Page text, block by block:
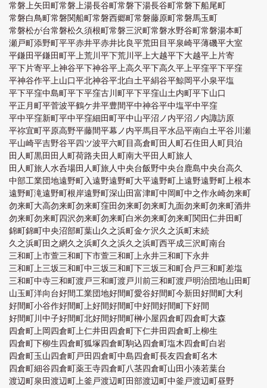
常磐上矢田町常磐上湯長谷町常磐下湯長谷町常磐下船尾町
常磐白鳥町常磐関船町常磐西郷町常磐藤原町常磐馬玉町
常磐松が台常磐松久須根町常磐三沢町常磐水野谷町常磐湯本町
瀬戸町添野町平平赤井平赤井比良平荒田目平泉崎平薄磯平大室
平鎌田平鎌田町平上荒川 平下荒川 平上大越平下大越平上片寄
平下片寄平上神谷平下神谷平上高久平下高久平上平窪平下平窪
平神谷作平上山口平北神谷平北白土平絹谷平鯨岡平小泉平塩
平下平窪中島町平下平窪古川町平下平窪山土内町平下山口
平正月町平菅波平鶴ケ井平豊間平中神谷平中塩平中平窪
平中平窪新町平中平窪細田町平中山平沼ノ内平沼ノ内諏訪原
平祢宜町平原高野平藤間平幕ノ内平馬目平水品平南白土平谷川瀬
平山崎平吉野谷平四ツ波平六町目高倉町田人町石住田人町貝泊
田人町黒田 田人町荷路夫田人町南大平田人町旅人
田人町旅人水呑場田人町旅人中央台飯野中央台鹿島中央台高久
中部工業団地遠野町入遠野遠野町大平遠野町上遠野遠野町上根本
遠野町滝遠野町根岸遠野町深山田富津町中岡町中之作永崎勿来町
勿来町大高勿来町勿来町窪田勿来町勿来町九面勿来町勿来町酒井
勿来町勿来町四沢勿来町勿来町白米勿来町勿来町関田仁井田町
錦町錦町中央沼部町葉山久之浜町金ケ沢久之浜町末続
久之浜町田之網久之浜町久之浜久之浜町西平成三沢町南台
三和町上市萱三和町下市萱三和町上永井三和町下永井
三和町上三坂三和町中三坂三和町下三坂三和町合戸三和町差塩
三和町中寺三和町渡戸三和町渡戸川前三和町渡戸明治団地山田町
山玉町洋向台好間工業団地好間町愛谷好間町今新田好間町大利
好間町小谷作好間町上好間好間町中好間好間町下好間
好間町川中子好間町北好間好間町榊小屋四倉町四倉町大森
四倉町上岡四倉町上仁井田 四倉町下仁井田 四倉町上柳生
四倉町下柳生四倉町狐塚四倉町駒込四倉町塩木四倉町白岩
四倉町玉山四倉町戸田 四倉町中島四倉町長友四倉町名木
四倉町細谷四倉町薬王寺四倉町八茎四倉町山田小湊若葉台
渡辺町泉田渡辺町上釜戸渡辺町田部渡辺町中釜戸渡辺町昼野